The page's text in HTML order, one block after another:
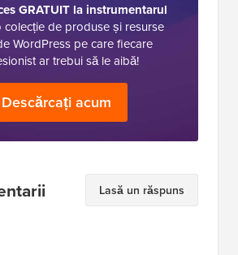
GRATUIT la instrumentarul
colecție de produse și resurse
WordPress pe care fiecare
ar trebui să le aibă!
Descărcați acum
Lasă un răspuns